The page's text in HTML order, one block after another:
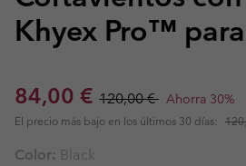
Khyex Pro™
Sale price:
84,00 € Regular price:
120,00 € Ahorra 30%
El precio más bajo en los últimos 30 días:
Color: Black